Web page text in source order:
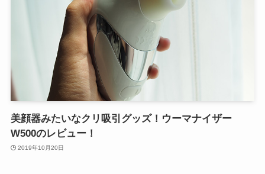
美顔器みたいなクリ吸引グッズ！ウーマナイザー
W500のレビュー！
2019年10月20日